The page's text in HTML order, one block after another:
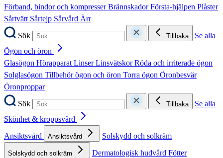
Förband, bindor och kompresserBrännskadorFörsta-hjälpen Plåster
Sårtvätt Sårtejp Sårvård Ärr
Sök
Tillbaka
Se alla
Ögon och öron
Glasögon HörapparatLinserLinsvätskorRöda och irriterade ögon
Solglasögon Tillbehör ögon och öron Torra ögon Öronbesvär
Öronproppar
Sök
Tillbaka
Se alla
Skönhet & kroppsvård
Ansiktsvård
Ansiktsvård Solskydd och solkräm
Solskydd och solkräm Dermatologisk hudvård Fötter